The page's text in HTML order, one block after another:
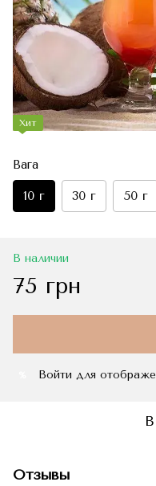
Хит
Вага
10 г 30 г 50 г
В наличии
75 грн
Войти для
Отзывы